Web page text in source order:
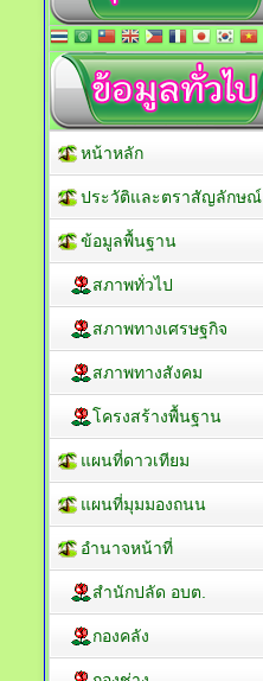
หน้าหลัก
ประวัติและตราสัญลักษณ์
ข้อมูลพื้นฐาน
สภาพทั่วไป
สภาพทางเศรษฐกิจ
สภาพทางสังคม
โครงสร้างพื้นฐาน
แผนที่ดาวเทียม
แผนที่มุมมองถนน
อำนาจหน้าที่
สำนักปลัด อบต.
กองคลัง